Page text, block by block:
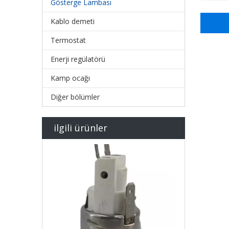
Gösterge Lambası
Kablo demeti
Termostat
Enerji regülatörü
Kamp ocağı
Diğer bölümler
ilgili ürünler